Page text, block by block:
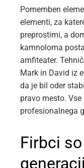
Pomemben
elementi, za
preprostimi, a
kamnoloma
amfiteater.
Mark in David iz
da je bil oder
pravo mesto.
profesionalnega
Firbci